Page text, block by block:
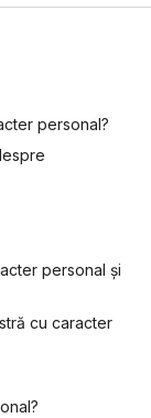
personal?
personal și
cu caracter